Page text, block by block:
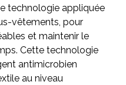
technologie appliquée
vêtements, pour
et maintenir le
Cette technologie
antimicrobien
au niveau